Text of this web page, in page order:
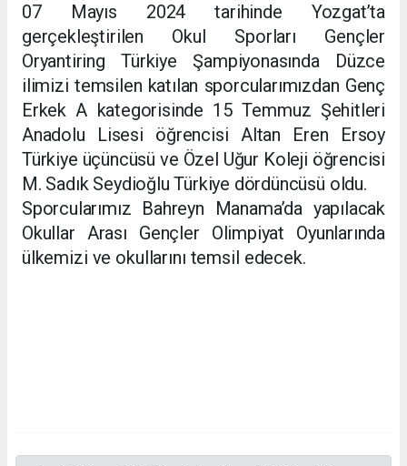
07 Mayıs 2024 tarihinde Yozgat’ta
gerçekleştirilen Okul Sporları Gençler
Oryantiring Türkiye Şampiyonasında Düzce
ilimizi temsilen katılan sporcularımızdan Genç
Erkek A kategorisinde 15 Temmuz Şehitleri
Anadolu Lisesi öğrencisi Altan Eren Ersoy
Türkiye üçüncüsü ve Özel Uğur Koleji öğrencisi
M. Sadık Seydioğlu Türkiye dördüncüsü oldu.
Sporcularımız Bahreyn Manama’da yapılacak
Okullar Arası Gençler Olimpiyat Oyunlarında
ülkemizi ve okullarını temsil edecek.